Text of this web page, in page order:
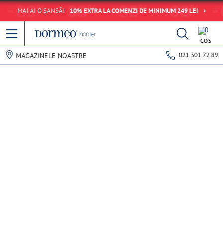
MAI AI O ȘANSĂ! 10% EXTRA LA COMENZI DE MINIMUM 249 LEI
0
MAGAZINELE NOASTRE 021 301 72 89